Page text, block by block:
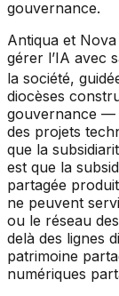
gouvernance.
Antiqua et Nova
gérer l’IA avec
la société,
diocèses
gouvernance —
des projets
que la
est que la
partagée
ne peuvent
ou le réseau
delà des lignes
patrimoine
numériques